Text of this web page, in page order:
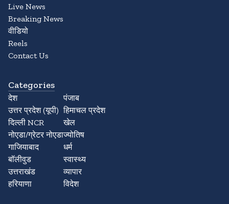
Live News
Breaking News
वीडियो
Reels
Contact Us
Categories
देश
उत्तर प्रदेश (यूपी)
दिल्ली NCR
नोएडा/ग्रेटर नोएडा
गाजियाबाद
बॉलीवुड
उत्तराखंड
हरियाणा
पंजाब
हिमाचल प्रदेश
खेल
ज्योतिष
धर्म
स्वास्थ्य
व्यापार
विदेश